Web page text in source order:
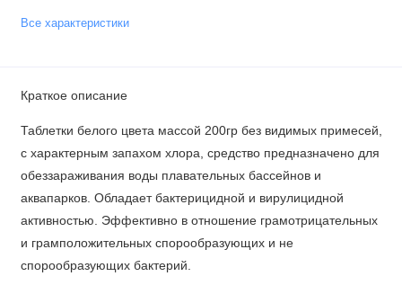
Все характеристики
Краткое описание
Таблетки белого цвета массой 200гр без видимых примесей,
с характерным запахом хлора, средство предназначено для
обеззараживания воды плавательных бассейнов и
аквапарков. Обладает бактерицидной и вирулицидной
активностью. Эффективно в отношение грамотрицательных
и грамположительных спорообразующих и не
спорообразующих бактерий.